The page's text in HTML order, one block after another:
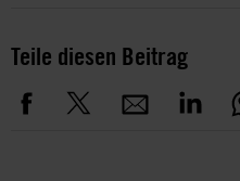
Teile diesen Beitrag